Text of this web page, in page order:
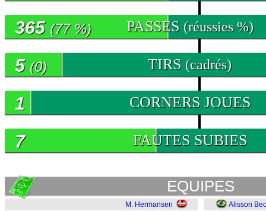
PASSES (réussies %)
365 (77 %)
TIRS (cadrés)
5 (0)
CORNERS JOUES
1
FAUTES SUBIES
7
EQUIPES
M. Hermansen
Alisson